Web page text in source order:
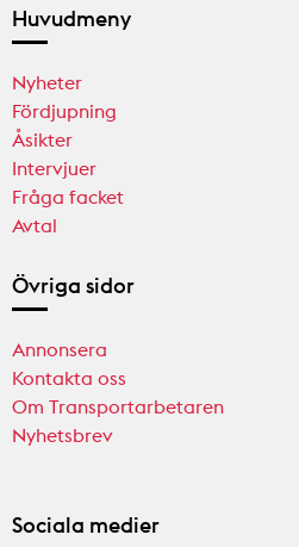
Huvudmeny
Nyheter
Fördjupning
Åsikter
Intervjuer
Fråga facket
Avtal
Övriga sidor
Annonsera
Kontakta oss
Om Transportarbetaren
Nyhetsbrev
Sociala medier